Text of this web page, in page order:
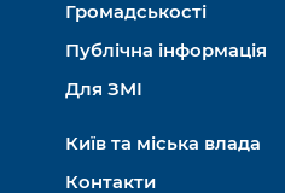
Громадськості
Публічна інформація
Для ЗМІ
Київ та міська влада
Контакти